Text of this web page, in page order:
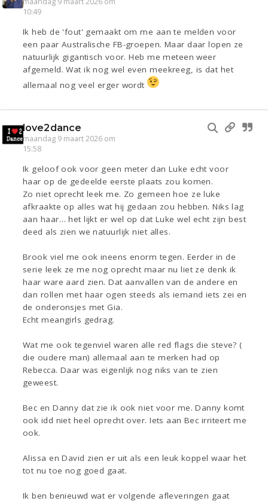
10:49
Ik heb de 'fout' gemaakt om me aan te melden voor
een paar Australische FB-groepen. Maar daar lopen ze
natuurlijk gigantisch voor. Heb me meteen weer
afgemeld. Wat ik nog wel even meekreeg, is dat het
allemaal nog veel erger wordt
love2dance
maandag 9 maart 2026 om
15:58
Ik geloof ook voor geen meter dan Luke echt voor
haar op de gedeelde eerste plaats zou komen.
Zo niet oprecht leek me. Zo gemeen hoe ze luke
afkraakte op alles wat hij gedaan zou hebben. Niks lag
aan haar… het lijkt er wel op dat Luke wel echt zijn best
deed als zien we natuurlijk niet alles.
Brook viel me ook ineens enorm tegen. Eerder in de
serie leek ze me nog oprecht maar nu liet ze denk ik
haar ware aard zien. Dat aanvallen van de andere en
dan rollen met haar ogen steeds als iemand iets zei en
de onderonsjes met Gia.
Echt meangirls gedrag.
Wat me ook tegenviel waren alle red flags die steve? (
die oudere man) allemaal aan te merken had op
Rebecca. Daar was eigenlijk nog niks van te zien
geweest.
Bec en Danny dat zie ik ook niet voor me. Danny komt
ook idd niet heel oprecht over. Iets aan Bec irriteert me
ook.
Alissa en David zien er uit als een leuk koppel waar het
tot nu toe nog goed gaat.
Ik ben benieuwd wat er volgende afleveringen gaat